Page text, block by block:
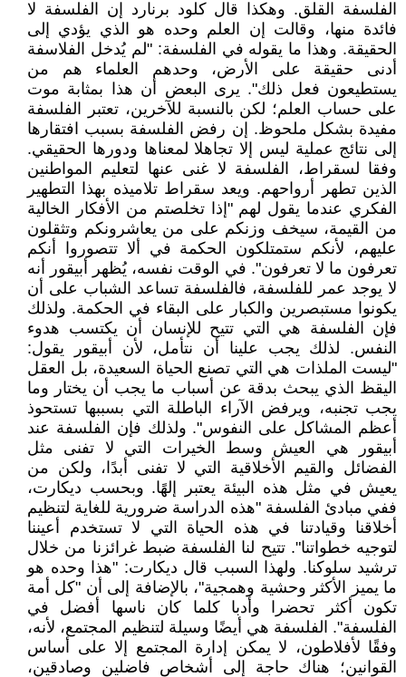
الفلسفة القلق. وهكذا قال كلود برنارد إن الفلسفة لا
فائدة منها، وقالت إن العلم وحده هو الذي يؤدي إلى
الحقيقة. وهذا ما يقوله في الفلسفة: "لم يُدخل الفلاسفة
أدنى حقيقة على الأرض، وحدهم العلماء هم من
يستطيعون فعل ذلك". يرى البعض أن هذا بمثابة موت
على حساب العلم؛ لكن بالنسبة للآخرين، تعتبر الفلسفة
مفيدة بشكل ملحوظ. إن رفض الفلسفة بسبب افتقارها
إلى نتائج عملية ليس إلا تجاهلا لمعناها ودورها الحقيقي.
وفقا لسقراط، الفلسفة لا غنى عنها لتعليم المواطنين
الذين تطهر أرواحهم. ويعد سقراط تلاميذه بهذا التطهير
الفكري عندما يقول لهم "إذا تخلصتم من الأفكار الخالية
من القيمة، سيخف وزنكم على من يعاشرونكم وتثقلون
عليهم، لأنكم ستمتلكون الحكمة في ألا تتصوروا أنكم
تعرفون ما لا تعرفون". في الوقت نفسه، يُظهر أبيقور أنه
لا يوجد عمر للفلسفة، فالفلسفة تساعد الشباب على أن
يكونوا مستبصرين والكبار على البقاء في الحكمة. ولذلك
فإن الفلسفة هي التي تتيح للإنسان أن يكتسب هدوء
النفس. لذلك يجب علينا أن نتأمل، لأن أبيقور يقول:
"ليست الملذات هي التي تصنع الحياة السعيدة، بل العقل
اليقظ الذي يبحث بدقة عن أسباب ما يجب أن يختار وما
يجب تجنبه، ويرفض الآراء الباطلة التي بسببها تستحوذ
أعظم المشاكل على النفوس". ولذلك فإن الفلسفة عند
أبيقور هي العيش وسط الخيرات التي لا تفنى مثل
الفضائل والقيم الأخلاقية التي لا تفنى أبدًا، ولكن من
يعيش في مثل هذه البيئة يعتبر إلهًا. وبحسب ديكارت،
ففي مبادئ الفلسفة "هذه الدراسة ضرورية للغاية لتنظيم
أخلاقنا وقيادتنا في هذه الحياة التي لا تستخدم أعيننا
لتوجيه خطواتنا". تتيح لنا الفلسفة ضبط غرائزنا من خلال
ترشيد سلوكنا. ولهذا السبب قال ديكارت: "هذا وحده هو
ما يميز الأكثر وحشية وهمجية"، بالإضافة إلى أن "كل أمة
تكون أكثر تحضرا وأدبا كلما كان ناسها أفضل في
الفلسفة". الفلسفة هي أيضًا وسيلة لتنظيم المجتمع، لأنه،
وفقًا لأفلاطون، لا يمكن إدارة المجتمع إلا على أساس
القوانين؛ هناك حاجة إلى أشخاص فاضلين وصادقين،